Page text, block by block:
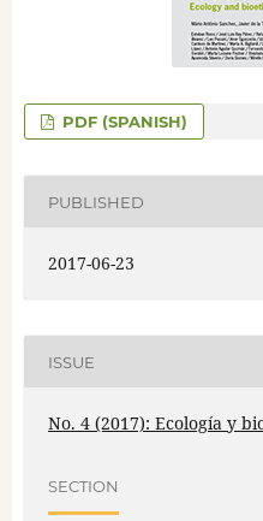
PDF (SPANISH)
PUBLISHED
2017-06-23
ISSUE
No. 4 (2017): Ecología y
SECTION